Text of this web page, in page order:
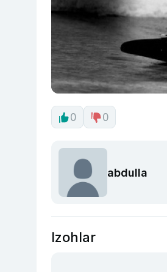
0 0
abdulla
Izohlar